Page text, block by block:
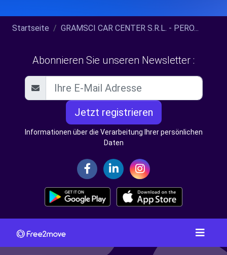
Startseite GRAMSCI CAR CENTER S.R.L. - PERO...
Abonnieren Sie unseren Newsletter :
Jetzt registrieren
Informationen über die Verarbeitung Ihrer persönlichen
Daten